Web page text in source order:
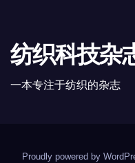
纺织科技杂
一本专注于纺织的杂志
Proudly powered by